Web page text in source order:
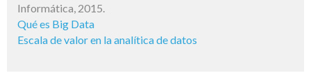
Informática, 2015.
Qué es Big Data
Escala de valor en la analítica de datos